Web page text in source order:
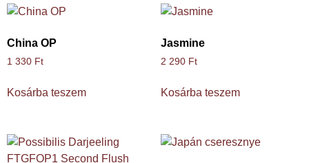
China OP
1 330 Ft
Kosárba teszem
Jasmine
2 290 Ft
Kosárba teszem